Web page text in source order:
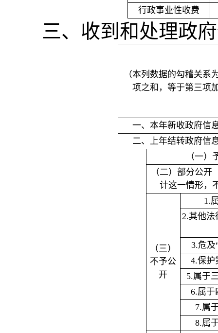
行政事业性收费
三、收到和处理政
（本列数据的勾稽关系
项之和，等于第三项
一、本年新收政府信
二、上年结转政府信
（一）
（二）部分公开
计这一情形，
（三）
不予公
开
1.
2.其他法
3.危及
4.保护
5.属于
6.属于
7.属
8.属